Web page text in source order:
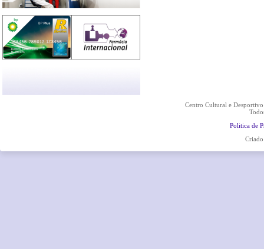
Centro Cultural e
Politica de